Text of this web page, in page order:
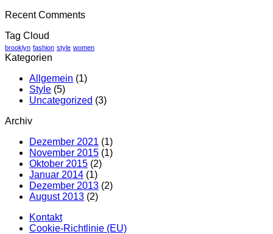
Recent Comments
Tag Cloud
brooklyn fashion style women
Kategorien
Allgemein (1)
Style (5)
Uncategorized (3)
Archiv
Dezember 2021 (1)
November 2015 (1)
Oktober 2015 (2)
Januar 2014 (1)
Dezember 2013 (2)
August 2013 (2)
Kontakt
Cookie-Richtlinie (EU)